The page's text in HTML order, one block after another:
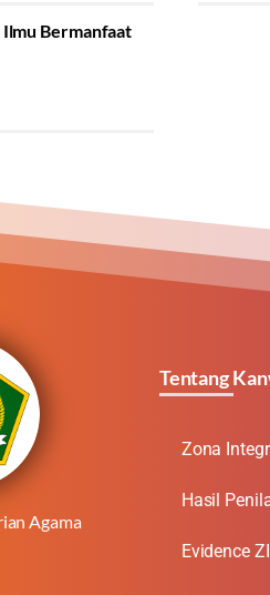
Ilmu Bermanfaat
Agama
Tentang
Zona
Hasil
Evidence ZI